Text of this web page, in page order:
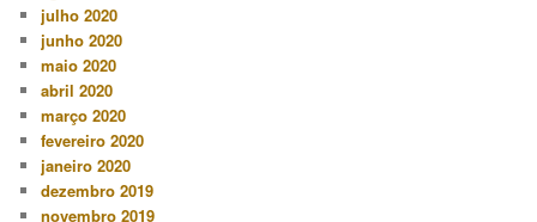
julho 2020
junho 2020
maio 2020
abril 2020
março 2020
fevereiro 2020
janeiro 2020
dezembro 2019
novembro 2019